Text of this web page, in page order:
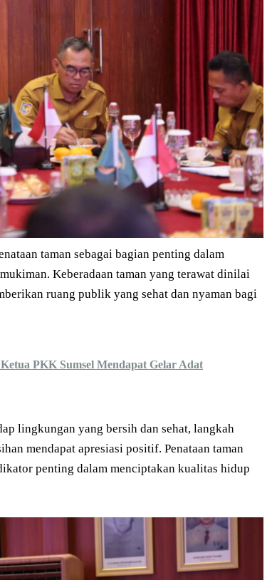
taman sebagai bagian penting dalam
Keberadaan taman yang terawat dinilai
ruang publik yang sehat dan nyaman bagi
PKK Sumsel Mendapat Gelar Adat
lingkungan yang bersih dan sehat, langkah
mendapat apresiasi positif. Penataan taman
penting dalam menciptakan kualitas hidup